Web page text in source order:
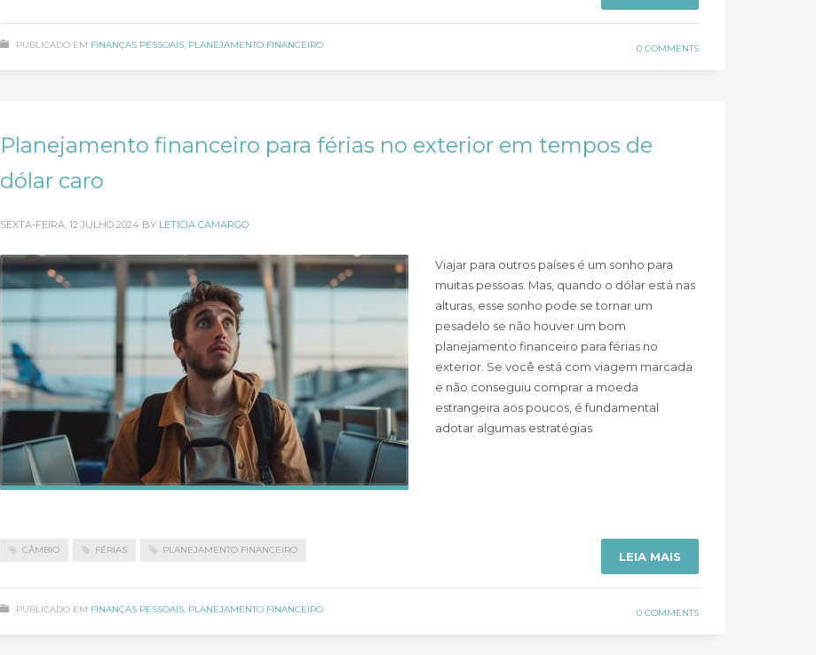
PUBLICADO EM FINANÇAS PESSOAIS, PLANEJAMENTO FINANCEIRO 0 COMMENTS
Planejamento financeiro para férias no exterior em tempos de
dólar caro
SEXTA-FEIRA, 12 JULHO 2024 BY LETICIA CAMARGO
Viajar para outros países é um sonho para
muitas pessoas. Mas, quando o dólar está nas
alturas, esse sonho pode se tornar um
pesadelo se não houver um bom
planejamento financeiro para férias no
exterior. Se você está com viagem marcada
e não conseguiu comprar a moeda
estrangeira aos poucos, é fundamental
adotar algumas estratégias
CÂMBIO FÉRIAS PLANEJAMENTO FINANCEIRO LEIA MAIS
PUBLICADO EM FINANÇAS PESSOAIS, PLANEJAMENTO FINANCEIRO 0 COMMENTS